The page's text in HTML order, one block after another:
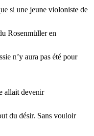
si une jeune violoniste de
Rosenmüller en
n’y aura pas été pour
allait devenir
du désir. Sans vouloir